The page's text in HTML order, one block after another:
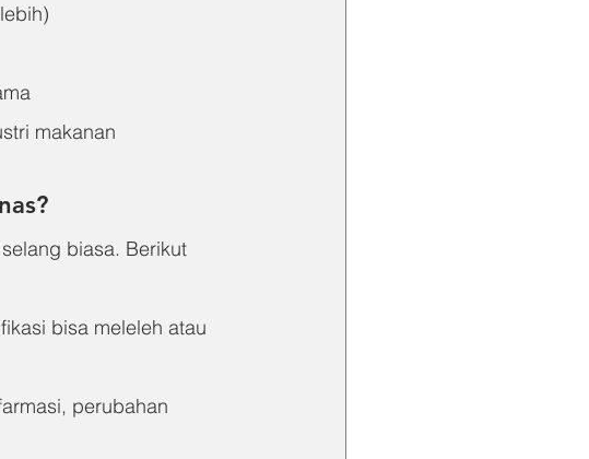
makanan
biasa. Berikut
bisa meleleh atau
perubahan